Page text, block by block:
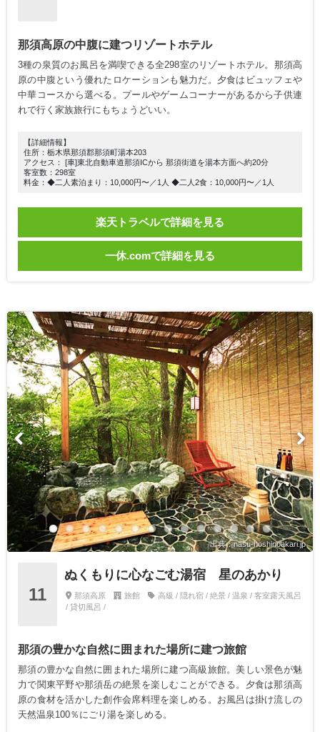
那須高原の中腹に建つリゾートホテル
3種の泉質のお風呂を満喫できる全298室のリゾートホテル。那須高
原の中腹という優れたロケーションも魅力だ。夕食はビュッフェや
中華コースから選べる。プールやゲームコーナーがあるから子供連
れで行く家族旅行にもちょうどいい。
【詳細情報】
住所：栃木県那須郡那須町湯本203
アクセス： [車]東北自動車道那須ICから 那須街道を湯本方面へ約20分
客室数：298室
料金：◆二人素泊まり：10,000円〜／1人 ◆二人2食：10,000円〜／1人
楽天トラベルで詳細を見る
一休.comで詳細を見る
出典：nasu-hoshinoakari.jp
11
ぬくもりに心なごむ湯宿 星のあかり
那須高原 旅館
高級 / 隠れ宿 / 絶景 / 温泉 / 客室露天風呂
/ 貸切風呂 /
那須の豊かな自然に囲まれた場所に建つ旅館
那須の豊かな自然に囲まれた場所に建つ高級旅館。美しい景色が魅
力で関東平野や那須岳の絶景を楽しむことができる。夕食は那須高
原の食材を活かした創作会席料理を楽しめる。お風呂は掛け流しの
天然温泉100％にごり湯を楽しめる。